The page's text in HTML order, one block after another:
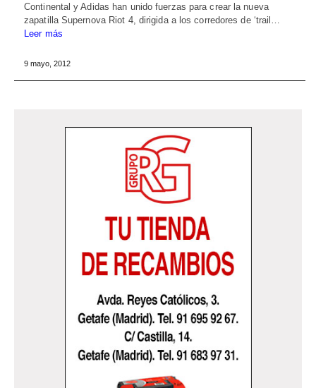
Continental y Adidas han unido fuerzas para crear la nueva
zapatilla Supernova Riot 4, dirigida a los corredores de ‘trail…
Leer más
9 mayo, 2012